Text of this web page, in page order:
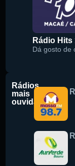
Rádio Hits
Dá gosto de
Rádios
mais
ouvidas